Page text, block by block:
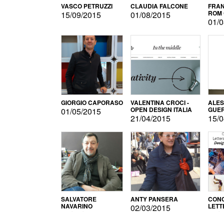
VASCO PETRUZZI
15/09/2015
CLAUDIA FALCONE
01/08/2015
01/
GIORGIO CAPORASO
01/05/2015
VALENTINA CROCI -
OPEN DESIGN ITALIA
21/04/2015 15/
SALVATORE
NAVARINO
ANTY PANSERA
02/03/2015